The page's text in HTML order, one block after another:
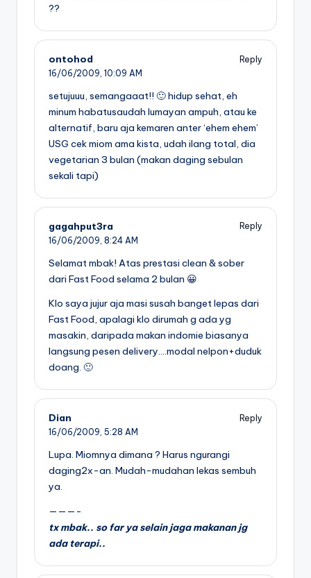
??
ontohod
Reply
16/06/2009, 10:09 AM
setujuuu, semangaaat!! 🙂 hidup sehat, eh
minum habatusaudah lumayan ampuh, atau ke
alternatif, baru aja kemaren anter ‘ehem ehem’
USG cek miom ama kista, udah ilang total, dia
vegetarian 3 bulan (makan daging sebulan
sekali tapi)
gagahput3ra
Reply
16/06/2009, 8:24 AM
Selamat mbak! Atas prestasi clean & sober
dari Fast Food selama 2 bulan 😀
Klo saya jujur aja masi susah banget lepas dari
Fast Food, apalagi klo dirumah g ada yg
masakin, daripada makan indomie biasanya
langsung pesen delivery….modal nelpon+duduk
doang. 🙂
Dian
Reply
16/06/2009, 5:28 AM
Lupa. Miomnya dimana ? Harus ngurangi
daging2x-an. Mudah-mudahan lekas sembuh
ya.
———-
tx mbak.. so far ya selain jaga makanan jg
ada terapi..